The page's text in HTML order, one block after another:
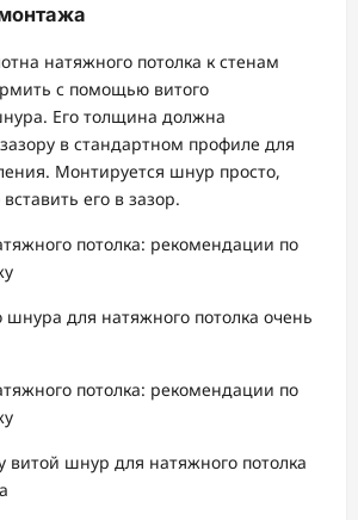
натяжного потолка к стенам
с помощью витого
Его толщина должна
зазору в стандартном профиле для
Монтируется шнур просто,
его в зазор.
шнура для натяжного потолка очень
витой шнур для натяжного потолка